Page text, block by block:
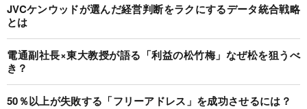
JVCケンウッドが選んだ経営判断をラクにするデータ統合戦略
とは
電通副社長×東大教授が語る「利益の松竹梅」なぜ松を狙うべ
き？
50％以上が失敗する「フリーアドレス」を成功させるには？